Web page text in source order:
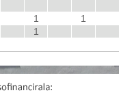
1
1
1